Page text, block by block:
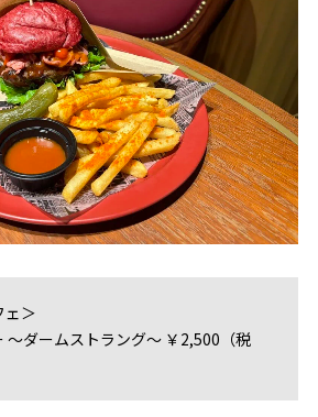
ェ＞
～ダームストラング～ ￥2,500（税